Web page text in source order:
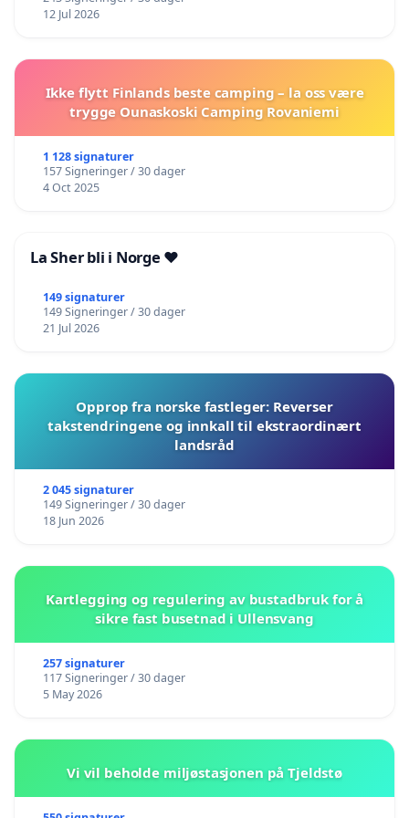
12 Jul 2026
Ikke flytt Finlands beste camping – la oss være
trygge Ounaskoski Camping Rovaniemi
1 128 signaturer
157 Signeringer / 30 dager
4 Oct 2025
La Sher bli i Norge ❤️
149 signaturer
149 Signeringer / 30 dager
21 Jul 2026
Opprop fra norske fastleger: Reverser
takstendringene og innkall til ekstraordinært
landsråd
2 045 signaturer
149 Signeringer / 30 dager
18 Jun 2026
Kartlegging og regulering av bustadbruk for å
sikre fast busetnad i Ullensvang
257 signaturer
117 Signeringer / 30 dager
5 May 2026
Vi vil beholde miljøstasjonen på Tjeldstø